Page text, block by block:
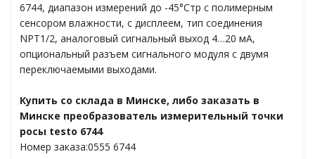
ВКВ
данных
6744, диапазон измерений до -45°Cтр с полимерным
сенсором влажности, с дисплеем, тип соединения
NPT1/2, аналоговый сигнальный выход 4…20 мА,
опциональный разъем сигнального модуля с двумя
переключаемыми выходами.
Купить со склада в Минске, либо заказать в
Минске преобразователь измерительный точки
росы testo 6744
Номер заказа:0555 6744